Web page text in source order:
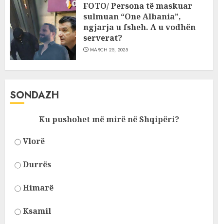
FOTO/ Persona të maskuar
sulmuan “One Albania”,
ngjarja u fsheh. A u vodhën
serverat?
MARCH 25, 2025
SONDAZH
Ku pushohet më mirë në Shqipëri?
Vlorë
Durrës
Himarë
Ksamil